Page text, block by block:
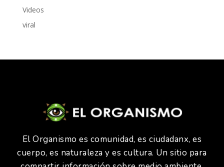
Videos
viral
El Organismo es comunidad, es ciudadanx, es
cuerpo, es naturaleza y es cultura. Un sitio para